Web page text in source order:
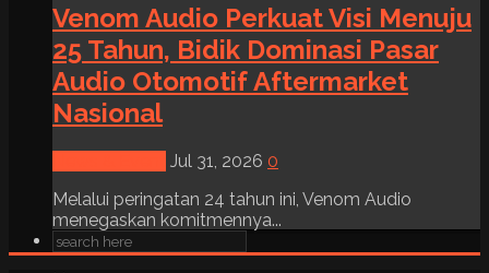
Venom Audio Perkuat Visi Menuju
25 Tahun, Bidik Dominasi Pasar
Audio Otomotif Aftermarket
Nasional
Jul 31, 2026 0
Melalui peringatan 24 tahun ini, Venom Audio
menegaskan komitmennya...